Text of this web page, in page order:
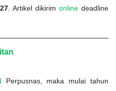
. Artikel dikirim online deadline
Perpusnas, maka mulai tahun